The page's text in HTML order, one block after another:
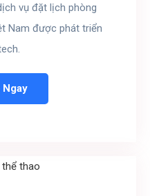
vụ đặt lịch phòng
Nam được phát triển
Ngay